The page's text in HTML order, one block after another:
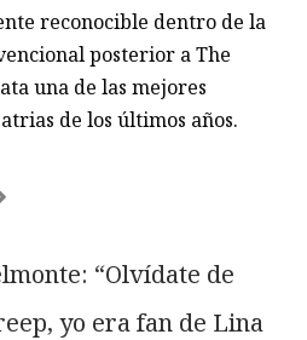
reconocible dentro de la
posterior a The
una de las mejores
de los últimos años.
“Olvídate de
yo era fan de Lina